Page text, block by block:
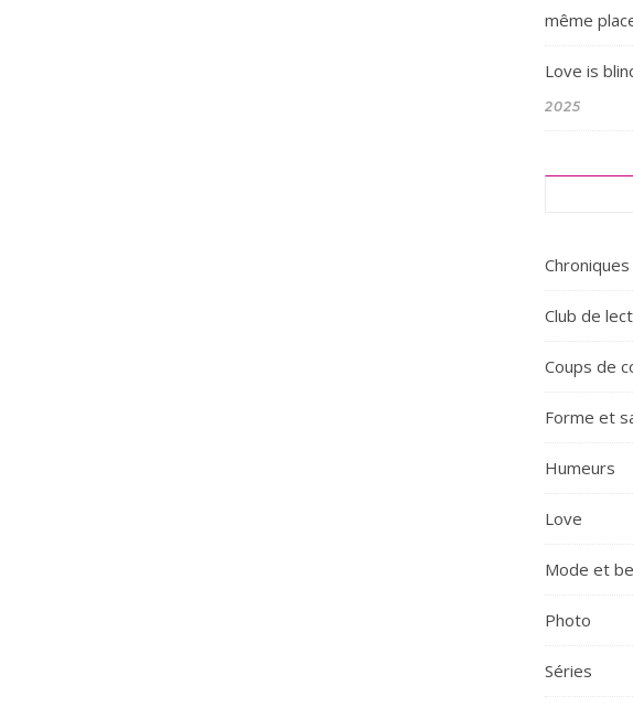
même
Love is
2025
Chroniques
Club de
Coups de
Forme et
Humeurs
Love
Mode et
Photo
Séries